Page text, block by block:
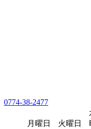
0774-38-2477
月曜日 火曜日